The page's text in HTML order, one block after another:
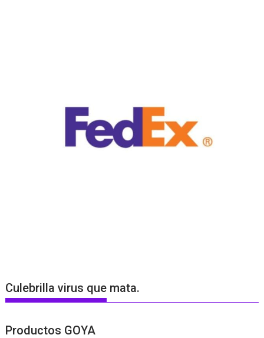
Culebrilla virus que mata.
Productos GOYA